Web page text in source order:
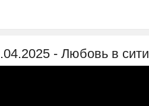
- Любовь в сити